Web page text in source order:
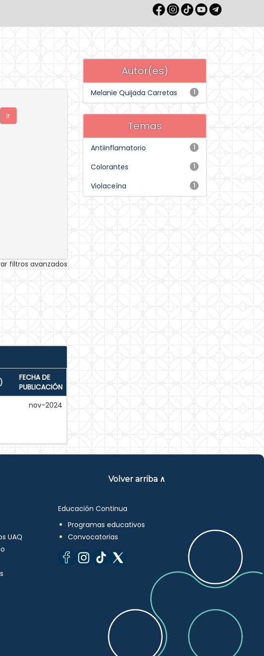
filtros avanzados
FECHA DE
PUBLICACIÓN
nov-2024
Autor(es)
1
Melanie Quijada Carretas
Temas
1
Antiinflamatorio
1
Colorantes
1
Violaceína
Volver arriba ∧
UAQ
Educación Continua
Programas educativos
Convocatorias